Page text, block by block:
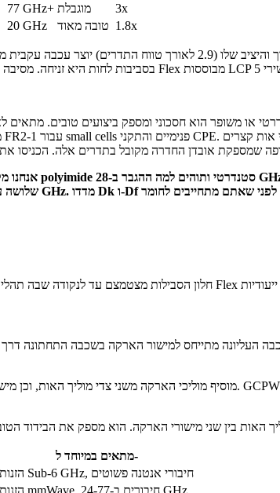
77 GHz+ מוגבלת
3x
20 GHz טובה מאוד 1.8x
מתאים במיוחד ל-
הזנות Sub-6 GHz, חיבורי אנטנה פשוטים